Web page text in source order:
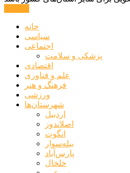
خانه
سیاسی
اجتماعی
پزشکی و سلامت
اقتصادی
علم و فناوری
فرهنگ و هنر
ورزشی
شهرستان‌ها
اردبیل
اصلاندوز
انگوت
بیله‌سوار
پارس‌آباد
خلخال